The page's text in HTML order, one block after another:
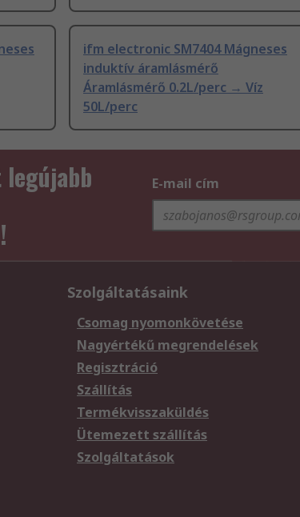
ifm electronic SM7404 Mágneses
induktív áramlásmérő
Áramlásmérő 0.2L/perc → Víz
50L/perc
E-mail cím
Szolgáltatásaink
Csomag nyomonkövetése
Nagyértékű megrendelések
Regisztráció
Szállítás
Termékvisszaküldés
Ütemezett szállítás
Szolgáltatások